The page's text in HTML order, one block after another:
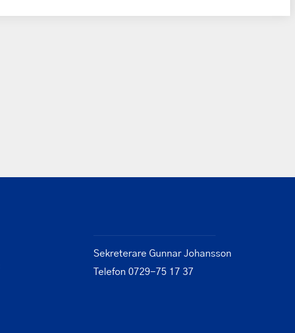
Sekreterare Gunnar Johansson
Telefon 0729-75 17 37